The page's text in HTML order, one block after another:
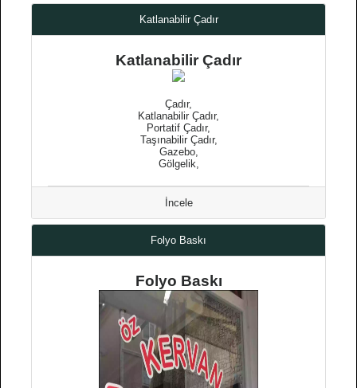
Katlanabilir Çadır
Katlanabilir Çadır
Çadır,
Katlanabilir Çadır,
Portatif Çadır,
Taşınabilir Çadır,
Gazebo,
Gölgelik,
İncele
Folyo Baskı
Folyo Baskı